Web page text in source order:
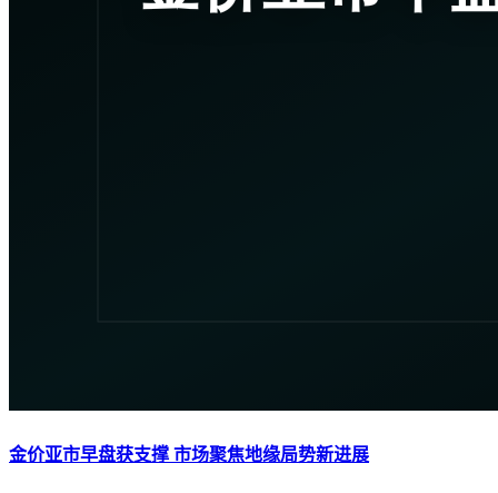
金价亚市早盘获支撑 市场聚焦地缘局势新进展